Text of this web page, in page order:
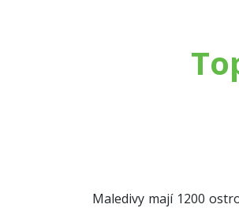
Maledivy mají 1200